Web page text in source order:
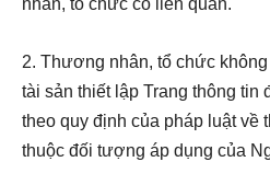
nhân, tổ chức có liên quan.
2. Thương nhân, tổ chức
tài sản thiết lập Trang thông tin
theo quy định của pháp luật về
thuộc đối tượng áp dụng của